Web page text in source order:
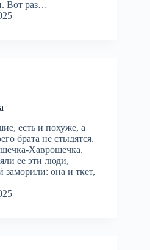
Вот раз…
есть и похуже, а
брата не стыдятся.
Хаврошечка.
ее эти люди,
она и ткет,